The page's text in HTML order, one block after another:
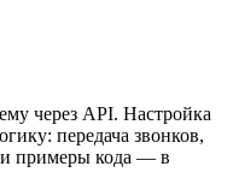
через API. Настройка
передача звонков,
и примеры кода — в